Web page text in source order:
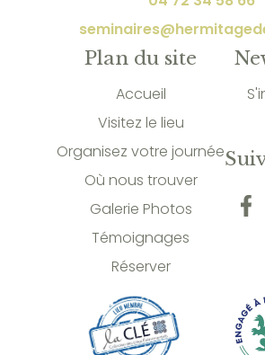
Plan du site
Accueil
Visitez le lieu
Organisez votre journée
Où nous trouver
Galerie Photos
Témoignages
Réserver